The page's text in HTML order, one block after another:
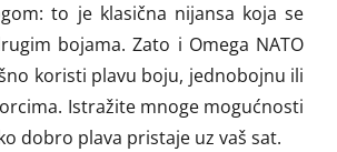
to je klasična nijansa koja se
bojama. Zato i Omega NATO
koristi plavu boju, jednobojnu ili
Istražite mnoge mogućnosti
dobro plava pristaje uz vaš sat.